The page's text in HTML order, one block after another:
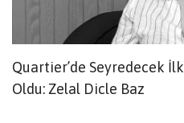
Quartier’de Seyredecek
Oldu: Zelal Dicle Baz